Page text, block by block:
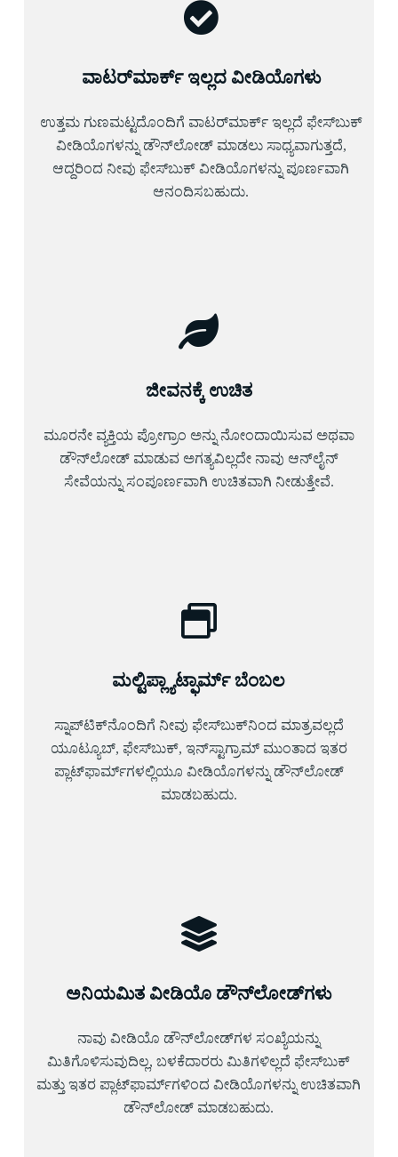
ವಾಟರ್‌ಮಾರ್ಕ್ ಇಲ್ಲದ ವೀಡಿಯೊಗಳು
ಉತ್ತಮ ಗುಣಮಟ್ಟದೊಂದಿಗೆ ವಾಟರ್‌ಮಾರ್ಕ್ ಇಲ್ಲದೆ ಫೇಸ್‌ಬುಕ್
ವೀಡಿಯೊಗಳನ್ನು ಡೌನ್‌ಲೋಡ್ ಮಾಡಲು ಸಾಧ್ಯವಾಗುತ್ತದೆ,
ಆದ್ದರಿಂದ ನೀವು ಫೇಸ್‌ಬುಕ್ ವೀಡಿಯೊಗಳನ್ನು ಪೂರ್ಣವಾಗಿ
ಆನಂದಿಸಬಹುದು.
ಜೀವನಕ್ಕೆ ಉಚಿತ
ಮೂರನೇ ವ್ಯಕ್ತಿಯ ಪ್ರೋಗ್ರಾಂ ಅನ್ನು ನೋಂದಾಯಿಸುವ ಅಥವಾ
ಡೌನ್‌ಲೋಡ್ ಮಾಡುವ ಅಗತ್ಯವಿಲ್ಲದೇ ನಾವು ಆನ್‌ಲೈನ್
ಸೇವೆಯನ್ನು ಸಂಪೂರ್ಣವಾಗಿ ಉಚಿತವಾಗಿ ನೀಡುತ್ತೇವೆ.
ಮಲ್ಟಿಪ್ಲ್ಯಾಟ್ಫಾರ್ಮ್ ಬೆಂಬಲ
ಸ್ನಾಪ್‌ಟಿಕ್‌ನೊಂದಿಗೆ ನೀವು ಫೇಸ್‌ಬುಕ್‌ನಿಂದ ಮಾತ್ರವಲ್ಲದೆ
ಯೂಟ್ಯೂಬ್, ಫೇಸ್‌ಬುಕ್, ಇನ್‌ಸ್ಟಾಗ್ರಾಮ್ ಮುಂತಾದ ಇತರ
ಪ್ಲಾಟ್‌ಫಾರ್ಮ್‌ಗಳಲ್ಲಿಯೂ ವೀಡಿಯೊಗಳನ್ನು ಡೌನ್‌ಲೋಡ್
ಮಾಡಬಹುದು.
ಅನಿಯಮಿತ ವೀಡಿಯೊ ಡೌನ್‌ಲೋಡ್‌ಗಳು
ನಾವು ವೀಡಿಯೊ ಡೌನ್‌ಲೋಡ್‌ಗಳ ಸಂಖ್ಯೆಯನ್ನು
ಮಿತಿಗೊಳಿಸುವುದಿಲ್ಲ, ಬಳಕೆದಾರರು ಮಿತಿಗಳಿಲ್ಲದೆ ಫೇಸ್‌ಬುಕ್
ಮತ್ತು ಇತರ ಪ್ಲಾಟ್‌ಫಾರ್ಮ್‌ಗಳಿಂದ ವೀಡಿಯೊಗಳನ್ನು ಉಚಿತವಾಗಿ
ಡೌನ್‌ಲೋಡ್ ಮಾಡಬಹುದು.